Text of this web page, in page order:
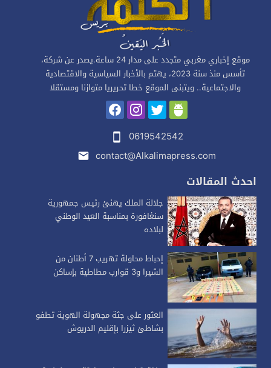
موقع إخباري مغربي متجدد على مدار 24 ساعة.يصدر عن شركة،
تأسس منذ سنة 2023، يهتم بالأخبار السياسية والاقتصادية
والاجتماعية.. ويتبنى الموقع خطا تحريريا متوازنا ومستقلا
0619542542
contact@Alkalimapress.com
احدث المقالات
جلالة الملك يهنئ رئيس جمهورية
سنغافورة بمناسبة العيد الوطني
لبلاده
إحباط محاولة تهريب 7 أطنان من
الشيرا و3 قوارب مطاطية بإساكن
العثور على جثة مجهولة الهوية تطفو
بشاطئ ثيزرا بإقليم الدريوش